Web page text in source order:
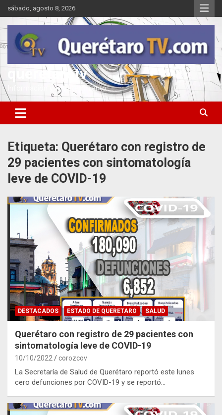
Saltar
al
contenido
sábado, agosto 8, 2026
queretarotv
Información y entretenimiento
Etiqueta: Querétaro con registro de
29 pacientes con sintomatología
leve de COVID-19
DESTACADOS ESTADO DE QUERETARO SALUD
Querétaro con registro de 29 pacientes con
sintomatología leve de COVID-19
10/10/2022 corozcov
La Secretaría de Salud de Querétaro reportó este lunes
cero defunciones por COVID-19 y se reportó…